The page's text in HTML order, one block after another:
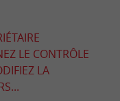
LE CONTRÔLE
LA